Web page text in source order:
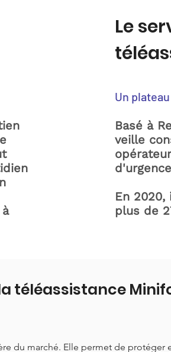
Le
Un
Basé à
veille
En
plus de
téléassistance
du marché. Elle permet de protéger